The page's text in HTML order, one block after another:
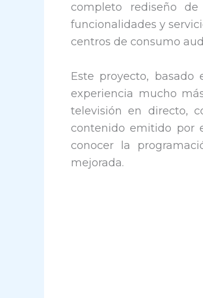
completo rediseño
funcionalidades y
centros de consumo
Este proyecto,
experiencia mucho
televisión en directo,
contenido emitido por
conocer la
mejorada.